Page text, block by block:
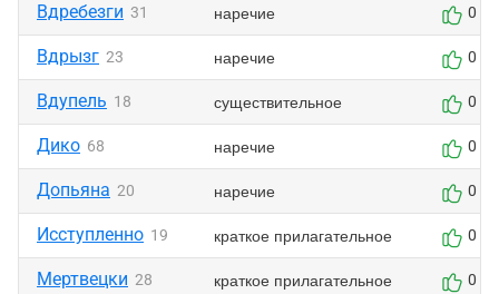
Вдребезги 31 наречие 0
Вдрызг 23 наречие 0
Вдупель 18 существительное 0
Дико 68 наречие 0
Допьяна 20 наречие 0
Исступленно 19 краткое прилагательное 0
Мертвецки 28 краткое прилагательное 0